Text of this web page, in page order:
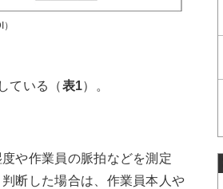
ている（表1）。
や作業員の脈拍などを測定
断した場合は、作業員本人や